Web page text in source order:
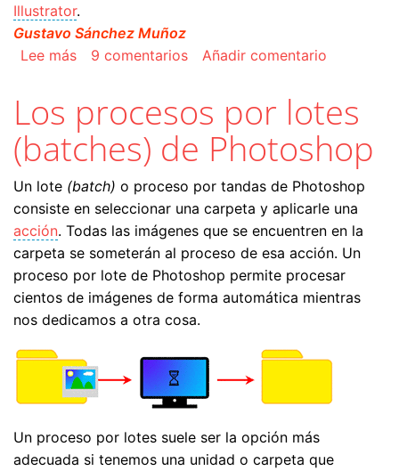
Illustrator.
Gustavo Sánchez Muñoz
Lee mássobre Cómo usar datos dinámicos con Adobe
9 comentarios Añadir comentario
Los procesos por lotes
(batches) de Photoshop
Un lote (batch) o proceso por tandas de Photoshop
consiste en seleccionar una carpeta y aplicarle una
acción. Todas las imágenes que se encuentren en la
carpeta se someterán al proceso de esa acción. Un
proceso por lote de Photoshop permite procesar
cientos de imágenes de forma automática mientras
nos dedicamos a otra cosa.
Un proceso por lotes suele ser la opción más
adecuada si tenemos una unidad o carpeta que